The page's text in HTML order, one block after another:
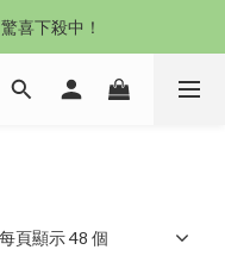
商務艙一次擁有
喜下殺中！
商務艙一次擁有
每頁顯示 48 個